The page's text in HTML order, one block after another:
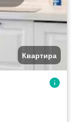
Квартира